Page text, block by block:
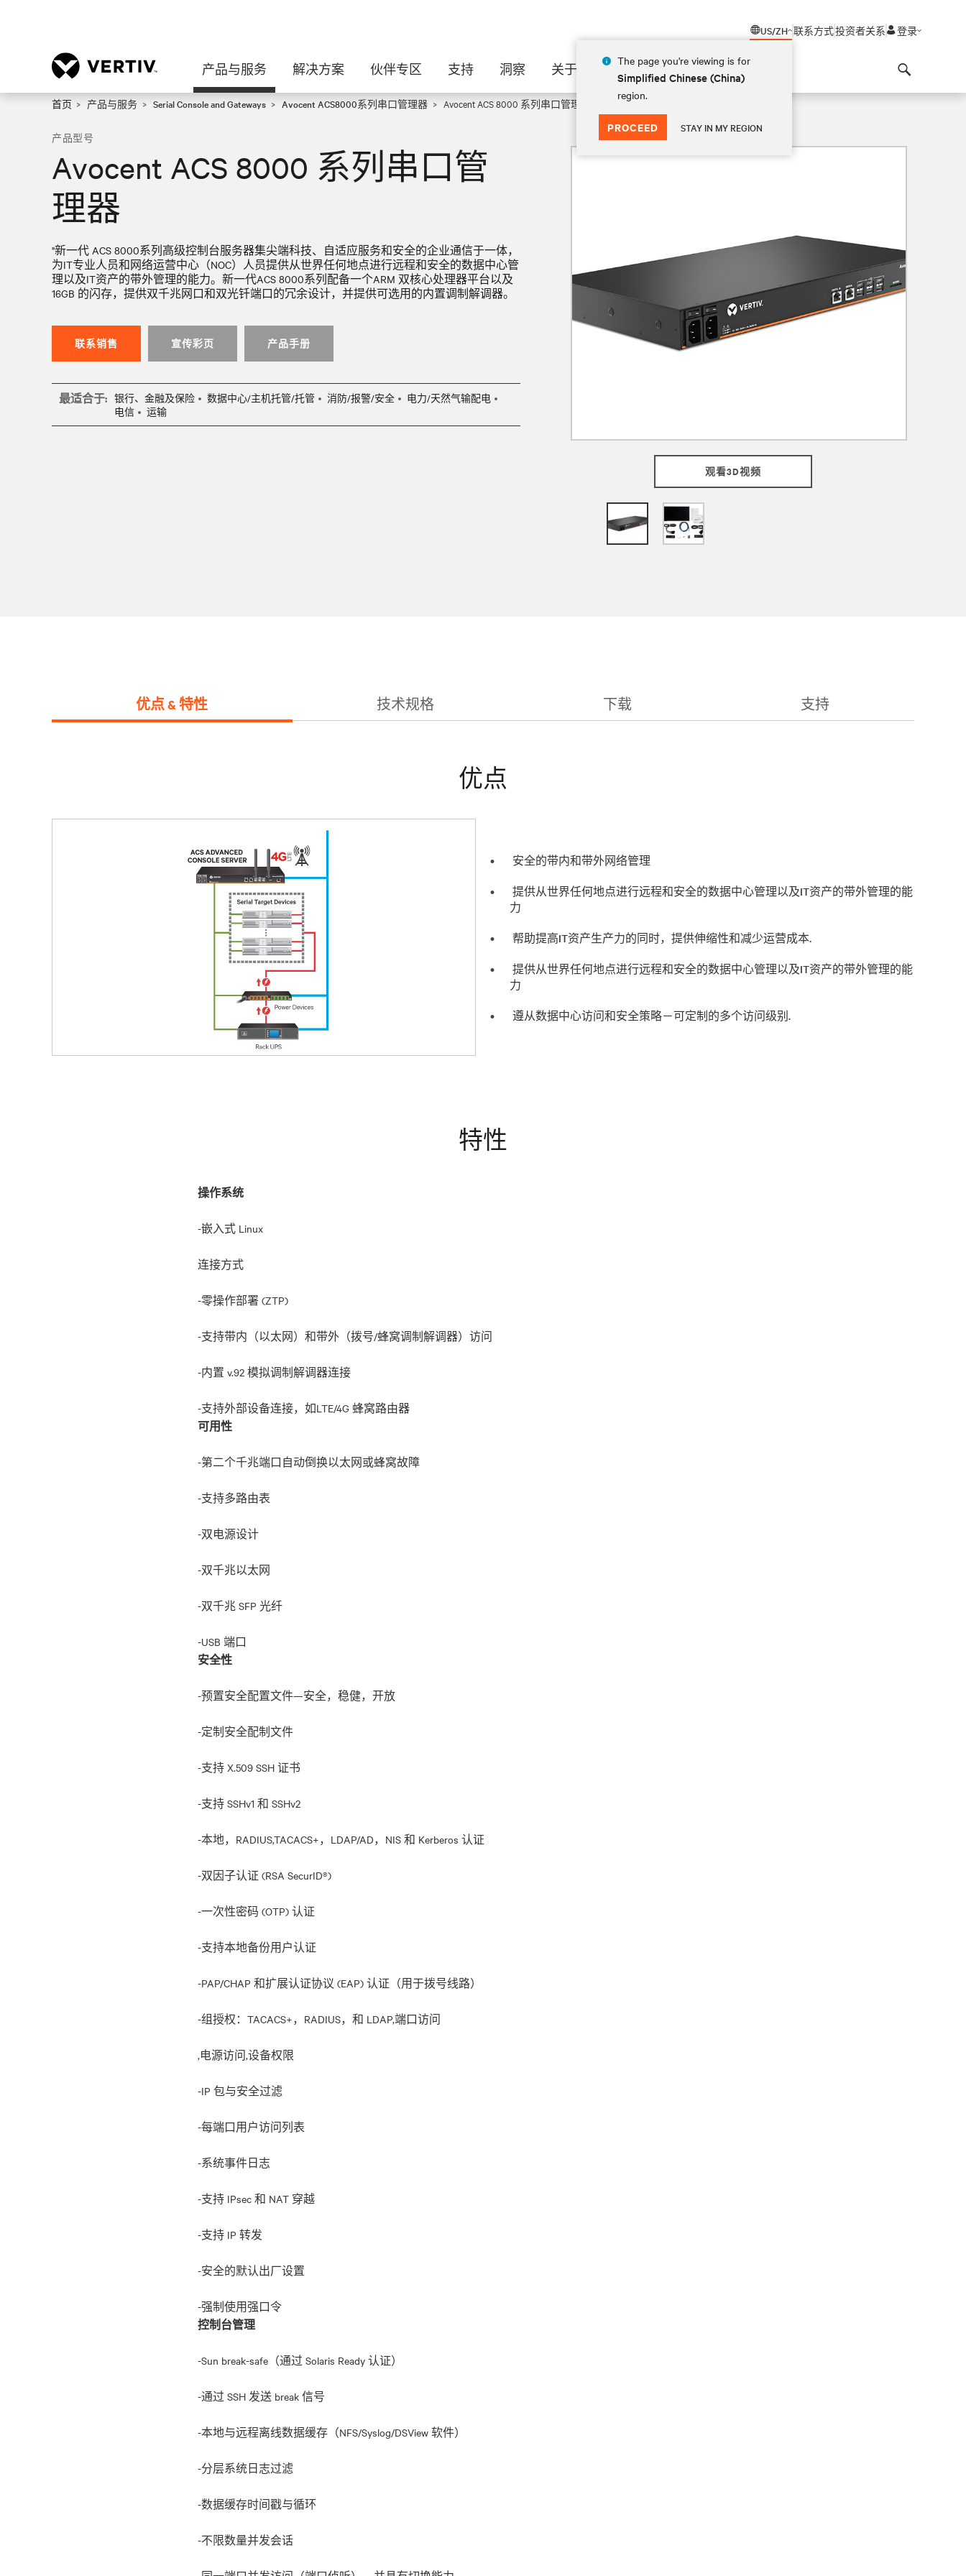
US/ZH
The page you're viewing is for
Simplified Chinese (China)
region.
PROCEED STAY IN MY REGION
联系方式投资者关系 登录
产品与服务 解决方案 伙伴专区 支持 洞察 关于
首页 产品与服务 Serial Console and Gateways Avocent ACS8000系列串口管理器 Avocent ACS 8000 系列串口管理器
观看3D视频
产品型号
Avocent ACS 8000 系列串口管
理器
"新一代 ACS 8000系列高级控制台服务器集尖端科技、自适应服务和安全的企业通信于一体，
为IT专业人员和网络运营中心（NOC）人员提供从世界任何地点进行远程和安全的数据中心管
理以及IT资产的带外管理的能力。新一代ACS 8000系列配备一个ARM 双核心处理器平台以及
16GB 的闪存，提供双千兆网口和双光钎端口的冗余设计，并提供可选用的内置调制解调器。
联系销售 宣传彩页 产品手册
最适合于: 银行、金融及保险 数据中心/主机托管/托管 消防/报警/安全
电力/天然气输配电
电信
运输
优点 & 特性 技术规格 下载 支持
优点
安全的带内和带外网络管理
提供从世界任何地点进行远程和安全的数据中心管理以及IT资产的带外管理的能
力
帮助提高IT资产生产力的同时，提供伸缩性和减少运营成本.
提供从世界任何地点进行远程和安全的数据中心管理以及IT资产的带外管理的能
力
遵从数据中心访问和安全策略－可定制的多个访问级别.
特性
操作系统
-嵌入式 Linux
连接方式
-零操作部署 (ZTP)
-支持带内（以太网）和带外（拨号/蜂窝调制解调器）访问
-内置 v.92 模拟调制解调器连接
可用性
-第二个千兆端口自动倒换以太网或蜂窝故障
-支持多路由表
-双电源设计
-双千兆以太网
-双千兆 SFP 光纤
安全性
-预置安全配置文件—安全，稳健，开放
-定制安全配制文件
-支持 X.509 SSH 证书
-支持 SSHv1 和 SSHv2
-本地，RADIUS,TACACS+，LDAP/AD，NIS 和 Kerberos 认证
-双因子认证 (RSA SecurID®)
-一次性密码 (OTP) 认证
-支持本地备份用户认证
-PAP/CHAP 和扩展认证协议 (EAP) 认证（用于拨号线路）
-组授权：TACACS+，RADIUS，和 LDAP,端口访问
,电源访问,设备权限
-IP 包与安全过滤
-每端口用户访问列表
-系统事件日志
-支持 IPsec 和 NAT 穿越
-支持 IP 转发
-安全的默认出厂设置
控制台管理
-Sun break-safe（通过 Solaris Ready 认证）
-通过 SSH 发送 break 信号
-本地与远程离线数据缓存（NFS/Syslog/DSView 软件）
-分层系统日志过滤
-数据缓存时间戳与循环
-不限数量并发会话